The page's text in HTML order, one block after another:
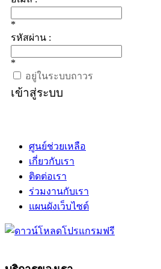
*
รหัสผ่าน :
*
อยู่ในระบบถาวร
เข้าสู่ระบบ
ศูนย์ช่วยเหลือ
เกี่ยวกับเรา
ติดต่อเรา
ร่วมงานกับเรา
แผนผังเว็บไซต์